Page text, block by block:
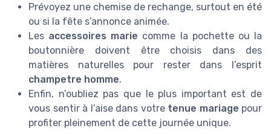
Prévoyez une chemise de rechange, surtout en été
ou si la fête s’annonce animée.
Les accessoires marie comme la pochette ou la
boutonnière doivent être choisis dans des
matières naturelles pour rester dans l’esprit
champetre homme.
Enfin, n’oubliez pas que le plus important est de
vous sentir à l’aise dans votre tenue mariage pour
profiter pleinement de cette journée unique.